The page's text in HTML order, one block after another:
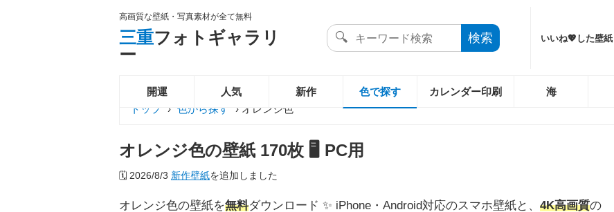
高画質な壁紙・写真素材が全て無料
三重フォトギャラリ
ー
いいね💖した壁紙
開運 人気 新作 色で探す カレンダー印刷 海
トップ
› 色から探す › オレンジ色
オレンジ色の壁紙 170枚 🖥️ PC用
🗓️ 2026/8/3 新作壁紙を追加しました
オレンジ色の壁紙を無料ダウンロード ✨️ iPhone・Android対応のスマホ壁紙と、 4K高画質の